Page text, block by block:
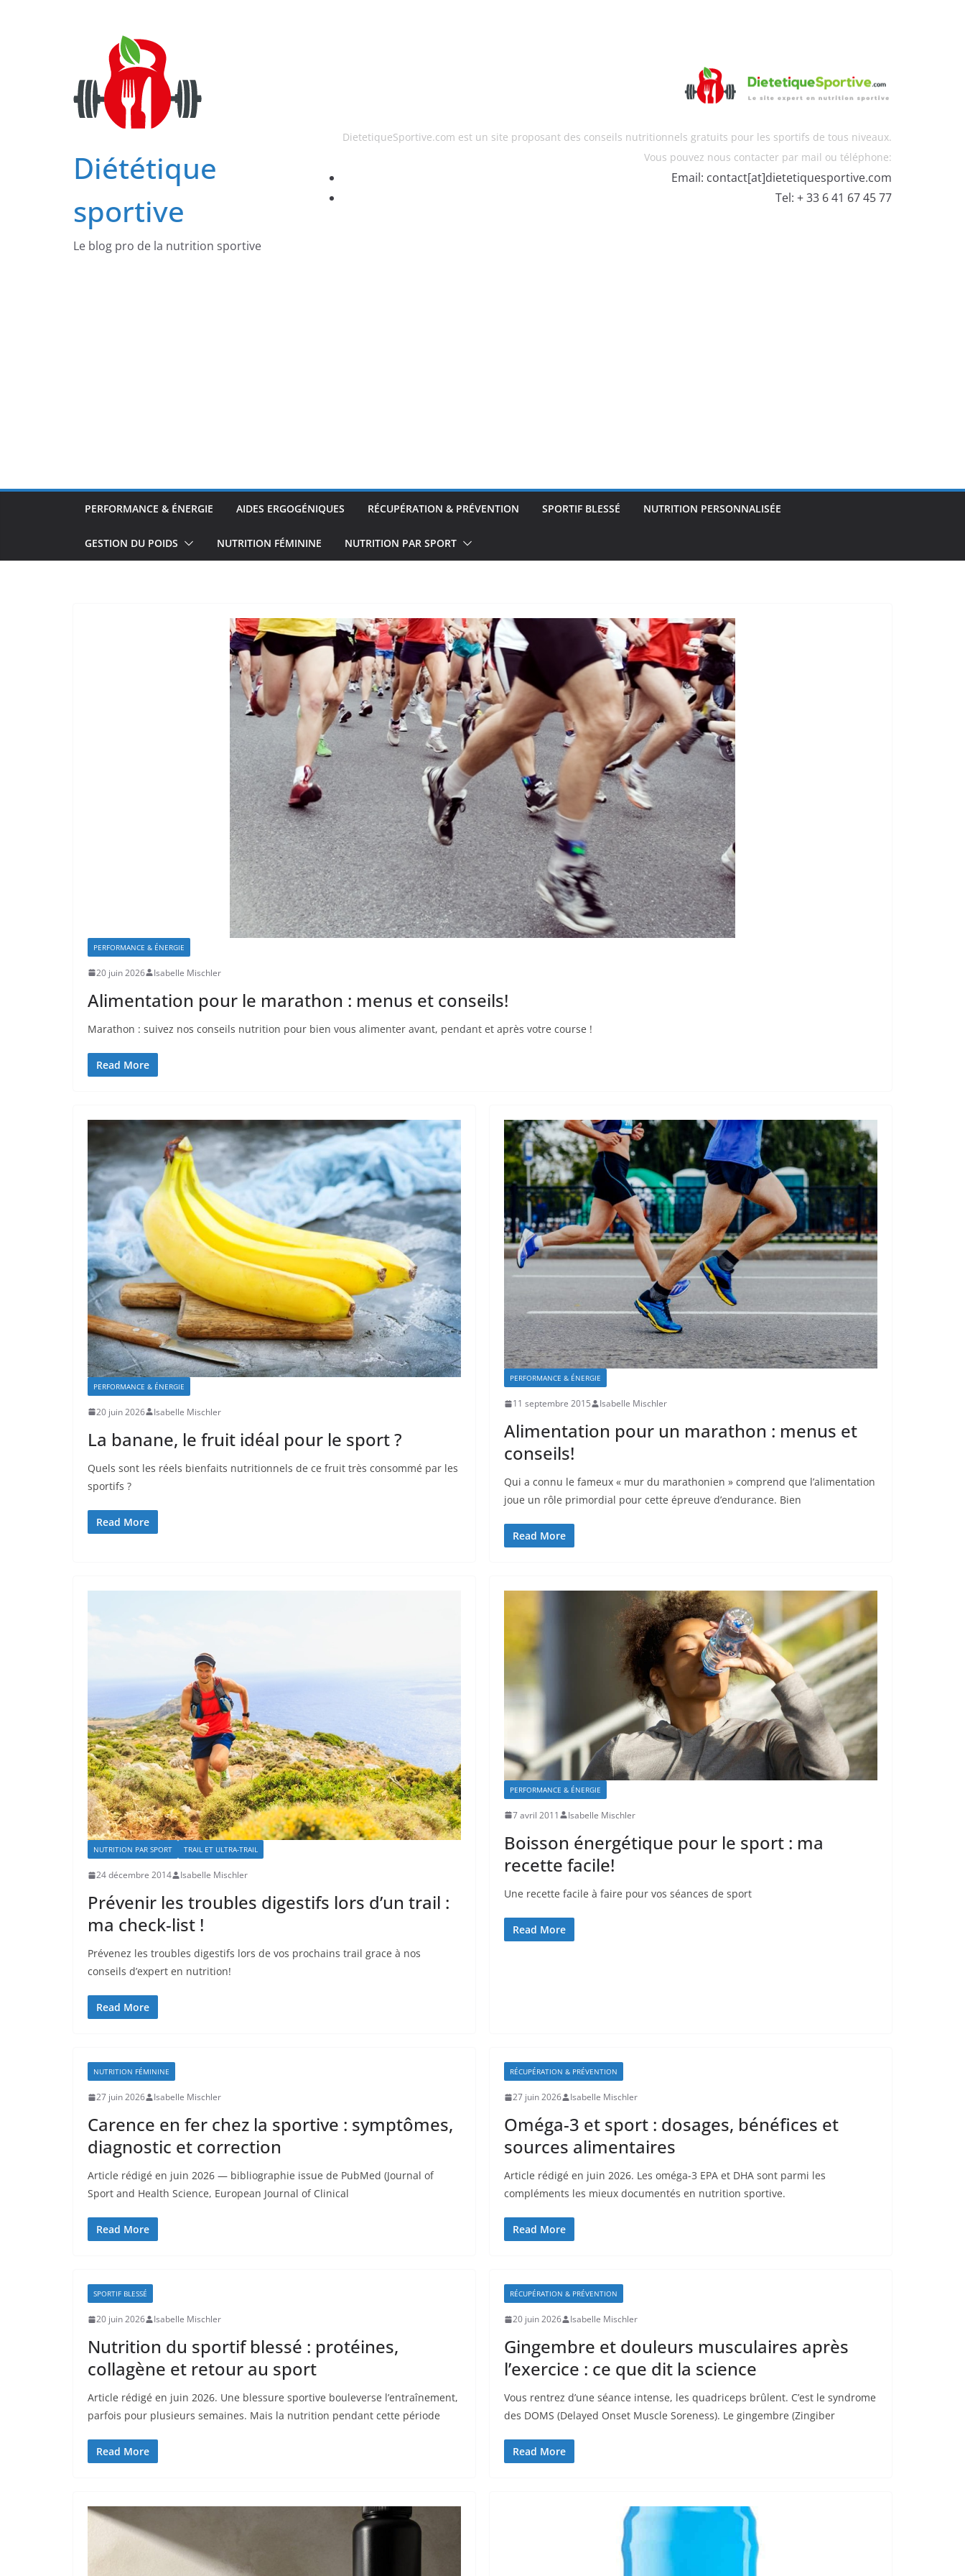
Diététique
sportive
Le blog pro de la nutrition sportive
DietetiqueSportive.com est un site proposant des conseils nutritionnels gratuits pour les sportifs de tous niveaux.
Vous pouvez nous contacter par mail ou téléphone:
Email: contact[at]dietetiquesportive.com
Tel: + 33 6 41 67 45 77
PERFORMANCE & ÉNERGIE AIDES ERGOGÉNIQUES RÉCUPÉRATION & PRÉVENTION SPORTIF BLESSÉ NUTRITION PERSONNALISÉE
GESTION DU POIDS NUTRITION FÉMININE NUTRITION PAR SPORT
PERFORMANCE & ÉNERGIE
20 juin 2026 Isabelle Mischler
Alimentation pour le marathon : menus et conseils!
Marathon : suivez nos conseils nutrition pour bien vous alimenter avant, pendant et après votre course !
Read More
PERFORMANCE & ÉNERGIE
20 juin 2026 Isabelle Mischler
La banane, le fruit idéal pour le sport ?
Quels sont les réels bienfaits nutritionnels de ce fruit très consommé par les
sportifs ?
Read More
PERFORMANCE & ÉNERGIE
11 septembre 2015 Isabelle Mischler
Alimentation pour un marathon : menus et
conseils!
Qui a connu le fameux « mur du marathonien » comprend que l’alimentation
joue un rôle primordial pour cette épreuve d’endurance. Bien
Read More
NUTRITION PAR SPORT TRAIL ET ULTRA-TRAIL
24 décembre 2014 Isabelle Mischler
Prévenir les troubles digestifs lors d’un trail :
ma check-list !
Prévenez les troubles digestifs lors de vos prochains trail grace à nos
conseils d’expert en nutrition!
Read More
PERFORMANCE & ÉNERGIE
7 avril 2011 Isabelle Mischler
Boisson énergétique pour le sport : ma
recette facile!
Une recette facile à faire pour vos séances de sport
Read More
NUTRITION FÉMININE
27 juin 2026 Isabelle Mischler
Carence en fer chez la sportive : symptômes,
diagnostic et correction
Article rédigé en juin 2026 — bibliographie issue de PubMed (Journal of
Sport and Health Science, European Journal of Clinical
Read More
RÉCUPÉRATION & PRÉVENTION
27 juin 2026 Isabelle Mischler
Oméga-3 et sport : dosages, bénéfices et
sources alimentaires
Article rédigé en juin 2026. Les oméga-3 EPA et DHA sont parmi les
compléments les mieux documentés en nutrition sportive.
Read More
SPORTIF BLESSÉ
20 juin 2026 Isabelle Mischler
Nutrition du sportif blessé : protéines,
collagène et retour au sport
Article rédigé en juin 2026. Une blessure sportive bouleverse l’entraînement,
parfois pour plusieurs semaines. Mais la nutrition pendant cette période
Read More
RÉCUPÉRATION & PRÉVENTION
20 juin 2026 Isabelle Mischler
Gingembre et douleurs musculaires après
l’exercice : ce que dit la science
Vous rentrez d’une séance intense, les quadriceps brûlent. C’est le syndrome
des DOMS (Delayed Onset Muscle Soreness). Le gingembre (Zingiber
Read More